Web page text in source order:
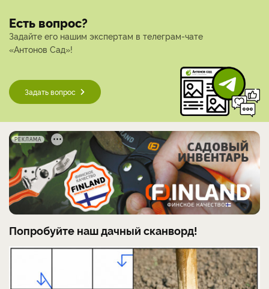
Есть вопрос?
Задайте его нашим экспертам в телеграм-чате
«Антонов Сад»!
Задать вопрос
РЕКЛАМА
Попробуйте наш дачный сканворд!